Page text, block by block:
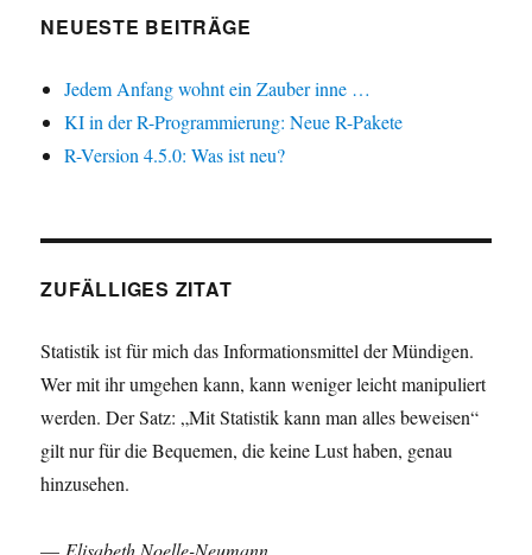
NEUESTE BEITRÄGE
Jedem Anfang wohnt ein Zauber inne …
KI in der R-Programmierung: Neue R-Pakete
R-Version 4.5.0: Was ist neu?
ZUFÄLLIGES ZITAT
Statistik ist für mich das Informationsmittel der Mündigen.
Wer mit ihr umgehen kann, kann weniger leicht manipuliert
werden. Der Satz: „Mit Statistik kann man alles beweisen“
gilt nur für die Bequemen, die keine Lust haben, genau
hinzusehen.